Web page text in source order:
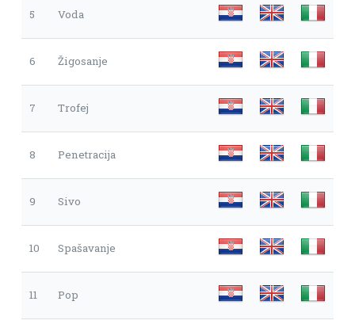
5 Voda
6 Žigosanje
7 Trofej
8 Penetracija
9 Sivo
10 Spašavanje
11 Pop